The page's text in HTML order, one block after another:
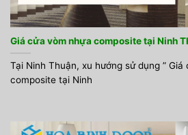
Giá cửa vòm nhựa composite tại Ninh
Tại Ninh Thuận, xu hướng sử dụng ” Giá
composite tại Ninh